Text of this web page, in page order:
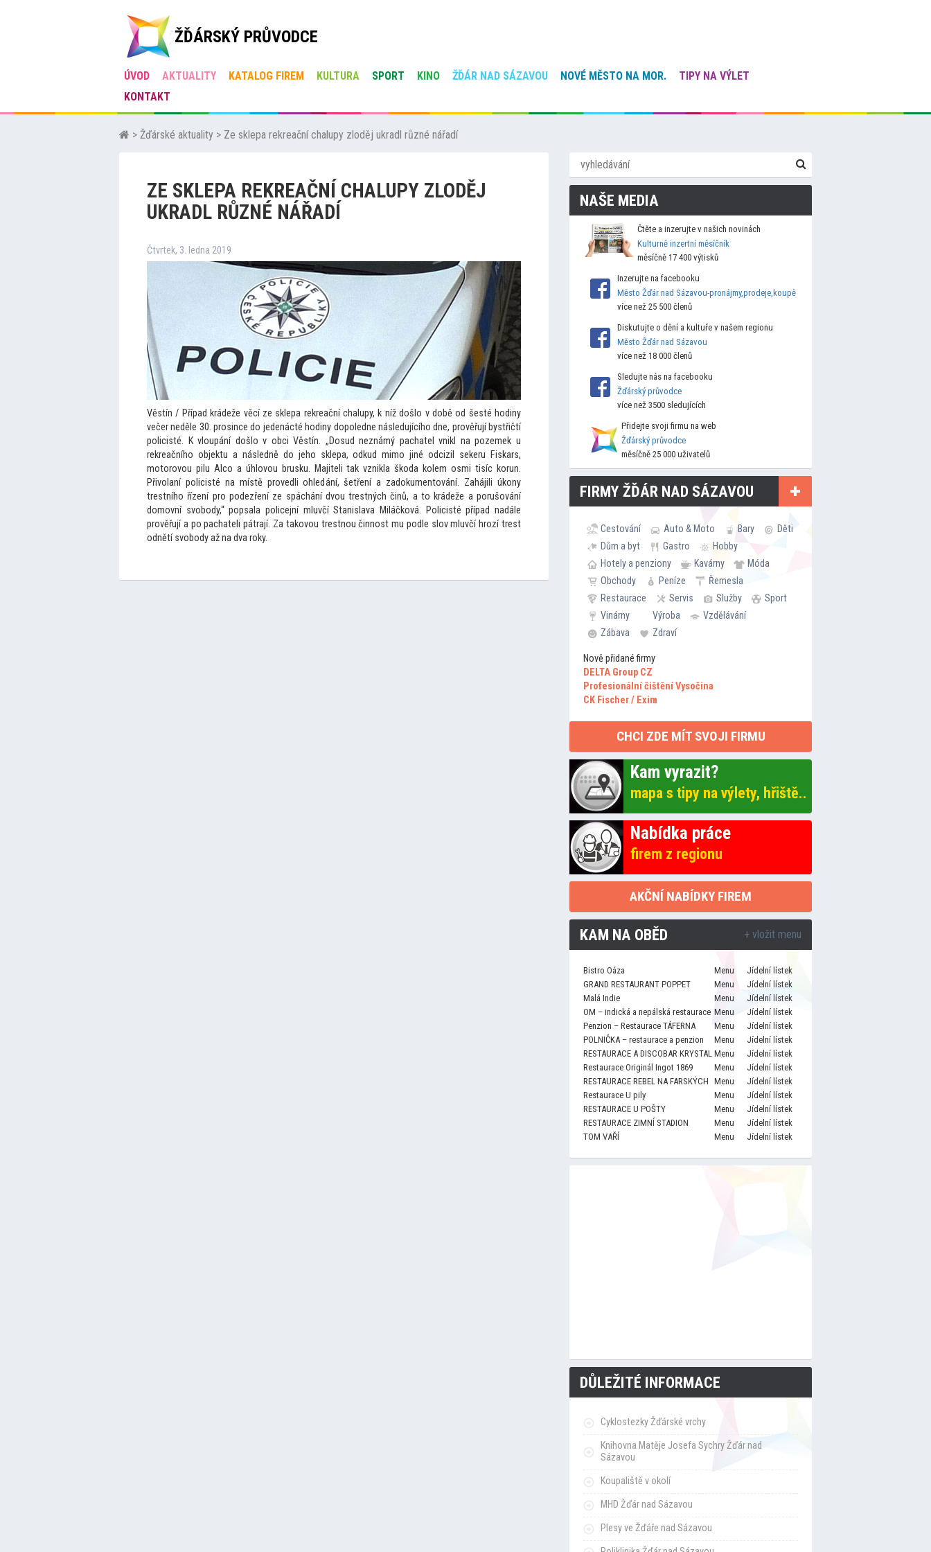
ŽĎÁRSKÝ PRŮVODCE
ÚVOD AKTUALITY KATALOG FIREM KULTURA SPORT KINO ŽĎÁR NAD SÁZAVOU NOVÉ MĚSTO NA MOR.
TIPY NA VÝLET
KONTAKT
> Žďárské aktuality > Ze sklepa rekreační chalupy zloděj ukradl různé nářadí
ZE SKLEPA REKREAČNÍ CHALUPY ZLODĚJ
UKRADL RŮZNÉ NÁŘADÍ
Čtvrtek, 3. ledna 2019
Věstín / Případ krádeže věcí ze sklepa rekreační chalupy, k níž došlo v době od šesté hodiny
večer neděle 30. prosince do jedenácté hodiny dopoledne následujícího dne, prověřují bystřičtí
policisté. K vloupání došlo v obci Věstín. „Dosud neznámý pachatel vnikl na pozemek u
rekreačního objektu a následně do jeho sklepa, odkud mimo jiné odcizil sekeru Fiskars,
motorovou pilu Alco a úhlovou brusku. Majiteli tak vznikla škoda kolem osmi tisíc korun.
Přivolaní policisté na místě provedli ohledání, šetření a zadokumentování. Zahájili úkony
trestního řízení pro podezření ze spáchání dvou trestných činů, ato krádeže a porušování
domovní svobody,“ popsala policejní mluvčí Stanislava Miláčková. Policisté případ nadále
prověřují a po pachateli pátrají. Za takovou trestnou činnost mu podle slov mluvčí hrozí trest
odnětí svobody až na dva roky.
NAŠE MEDIA
Čtěte a inzerujte v našich novinách
Kulturně inzertní měsíčník
měsíčně 17 400 výtisků
Inzerujte na facebooku
Město Žďár nad Sázavou-pronájmy,prodeje,koupě
více než 25 500 členů
Diskutujte o dění a kultuře v našem regionu
Město Žďár nad Sázavou
více než 18 000 členů
Sledujte nás na facebooku
Žďárský průvodce
více než 3500 sledujících
Přidejte svoji firmu na web
Žďárský průvodce
měsíčně 25 000 uživatelů
FIRMY ŽĎÁR NAD SÁZAVOU
Cestování Auto & Moto Bary
Děti
Dům a byt
Gastro
Hobby
Hotely a penziony
Kavárny
Móda
Obchody
Peníze
Řemesla
Restaurace
Servis Služby
Sport
Vinárny
Výroba
Vzdělávání
Zábava
Zdraví
Nově přidané firmy
DELTA Group CZ
Profesionální čištění Vysočina
CK Fischer / Exim
CHCI ZDE MÍT SVOJI FIRMU
Kam vyrazit?
mapa s tipy na výlety, hřiště..
Nabídka práce
firem z regionu
AKČNÍ NABÍDKY FIREM
KAM NA OBĚD + vložit menu
Bistro Oáza Menu
Jídelní lístek
GRAND RESTAURANT POPPET
Menu
Jídelní lístek
Malá Indie
Menu
Jídelní lístek
OM – indická a nepálská restaurace Menu
Jídelní lístek
Penzion – Restaurace TÁFERNA
Menu
Jídelní lístek
POLNIČKA – restaurace a penzion
Menu
Jídelní lístek
RESTAURACE A DISCOBAR KRYSTAL Menu
Jídelní lístek
Restaurace Originál Ingot 1869
Menu
Jídelní lístek
RESTAURACE REBEL NA FARSKÝCH Menu
Jídelní lístek
Restaurace U pily
Menu
Jídelní lístek
RESTAURACE U POŠTY
Menu
Jídelní lístek
RESTAURACE ZIMNÍ STADION
Menu
Jídelní lístek
TOM VAŘÍ
Menu Jídelní lístek
DŮLEŽITÉ INFORMACE
Cyklostezky Žďárské vrchy
Knihovna Matěje Josefa Sychry Žďár nad
Sázavou
Koupaliště v okolí
MHD Žďár nad Sázavou
Plesy ve Žďáře nad Sázavou